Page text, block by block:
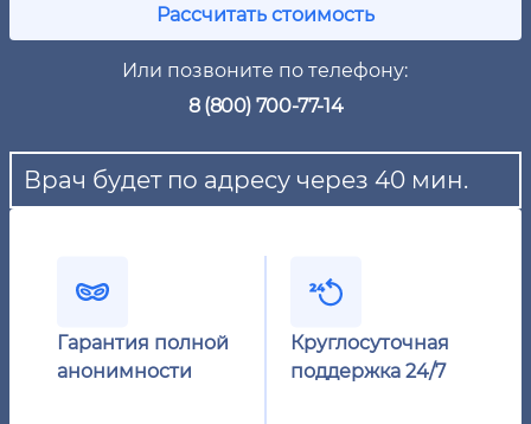
Рассчитать стоимость
Или позвоните по телефону:
8 (800) 700-77-14
Врач будет по адресу через 40 мин.
Гарантия полной
анонимности
Круглосуточная
поддержка 24/7